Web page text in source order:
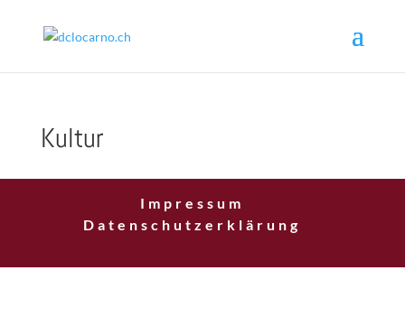
Kultur
Impressum
Datenschutzerklärung